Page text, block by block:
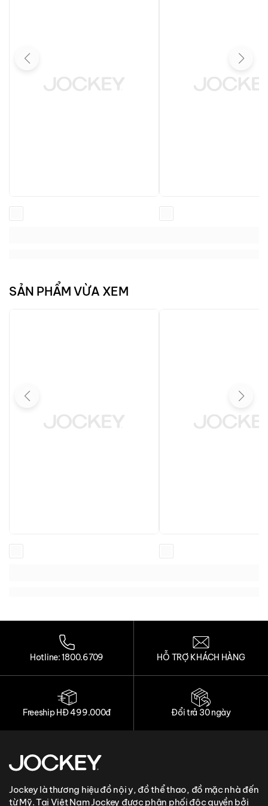
SẢN PHẨM VỪA XEM
Hotline: 1800.6709 HỖ TRỢ KHÁCH HÀNG
Freeship HĐ 499.000đ Đổi trả 30 ngày
Jockey là thương hiệu đồ nội y, đồ thể thao, đồ mặc nhà đến
từ Mỹ. Tại Việt Nam Jockey được phân phối độc quyền bởi